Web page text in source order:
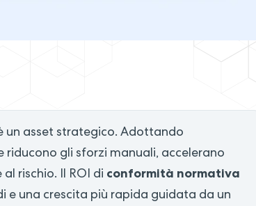
un asset strategico. Adottando
riducono gli sforzi manuali, accelerano
rischio. Il ROI di conformità normativa
e una crescita più rapida guidata da un